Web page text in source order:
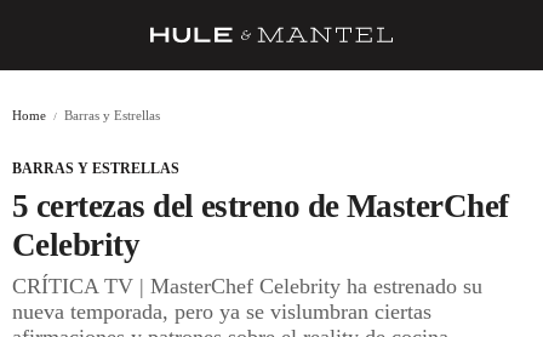
BARRAS Y ESTRELLAS
DÓNDE COMER
ÍDOLOS DE MESAS
Home Barras y Estrellas
BARRAS Y ESTRELLAS
5 certezas del estreno de MasterChef
Celebrity
CRÍTICA TV | MasterChef Celebrity ha estrenado su
nueva temporada, pero ya se vislumbran ciertas